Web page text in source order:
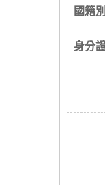
國籍
身分